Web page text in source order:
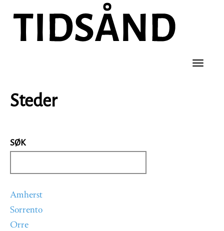
hovedinnhold
Toggle
Steder
SØK
Amherst
Sorrento
Orre